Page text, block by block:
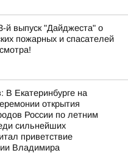
й выпуск "Дайджеста" о
пожарных и спасателей
В Екатеринбурге на
открытия
России по летним
сильнейших
приветствие
Владимира